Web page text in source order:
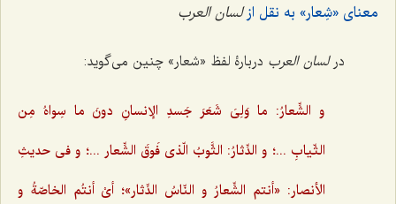
معنای «شِعار» به نقل ازلسان العرب
درلسان العرب دربارۀ لفظ «شعار» چنین می‌گوید:
و الشِّعارُ: ما وَلِیَ شَعَرَ جَسدِ الإنسانِ دونَ ما سِواهُ مِن
الثّیابِ ...؛ و الدِّثارُ: الثَّوبُ الّذی فَوقَ الشِّعار ...؛ و فی حدیثِ
الأنصار: «أنتم الشِّعارُ و النّاسُ الدِّثار»؛ أیْ أنتُم الخاصّةُ و